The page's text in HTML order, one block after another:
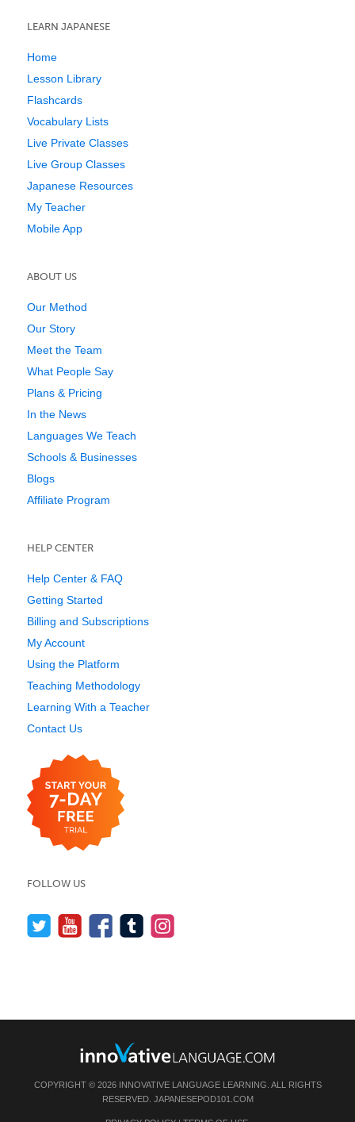
LEARN JAPANESE
Home
Lesson Library
Flashcards
Vocabulary Lists
Live Private Classes
Live Group Classes
Japanese Resources
My Teacher
Mobile App
ABOUT US
Our Method
Our Story
Meet the Team
What People Say
Plans & Pricing
In the News
Languages We Teach
Schools & Businesses
Blogs
Affiliate Program
HELP CENTER
Help Center & FAQ
Getting Started
Billing and Subscriptions
My Account
Using the Platform
Teaching Methodology
Learning With a Teacher
Contact Us
FOLLOW US
COPYRIGHT © 2026 INNOVATIVE LANGUAGE LEARNING. ALL RIGHTS
RESERVED. JAPANESEPOD101.COM